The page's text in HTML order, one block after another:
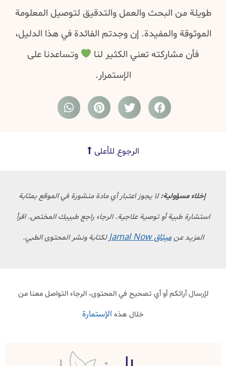
طويلة من البحث والعمل والتدقيق لتوصيل المعلومة
الموثوقة والمفيدة. إن وجدتم الفائدة في هذا الدليل،
فأن مشاركته تعني الكثير لنا
وتساعدنا على
الإستمرار.
الرجوع للأعلى
إخلاء مسؤولية:لا يجوز اعتبار أي مادة منشورة في الموقع بمثابة
استشارة طبية أو توصية علاجية. الرجاء راجع طبيبك المختص. اقرأ
المزيد عنميثاق Jamal Now لكتابة ونشر المحتوى الطبي.
لإرسال أرائكم أو أي تصحيح في المحتوى، الرجاء التواصل معنا من
خلال هذه الإستمارة